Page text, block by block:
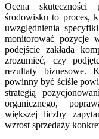
Ocena
środowisku to proces,
uwzględnienia
monitorować pozycje
podejście zakłada
zrozumieć, czy
rezultaty biznesowe.
powinny być ściśle
strategią
organicznego,
większej liczby
wzrost sprzedaży